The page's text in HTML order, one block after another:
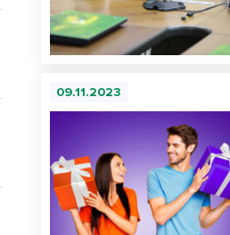
09.11.2023